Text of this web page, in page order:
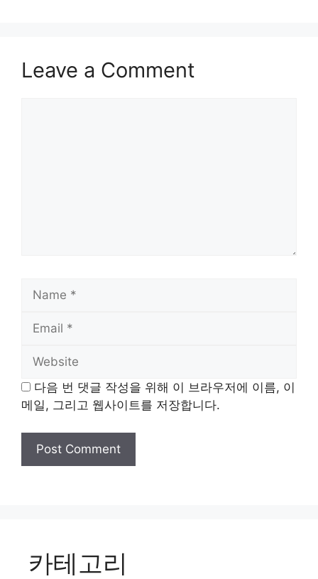
Leave a Comment
Name
Email
Website
다음 번 댓글 작성을 위해 이 브라우저에 이름, 이
메일, 그리고 웹사이트를 저장합니다.
카테고리